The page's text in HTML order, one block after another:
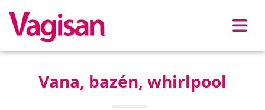
Vana, bazén, whirlpool